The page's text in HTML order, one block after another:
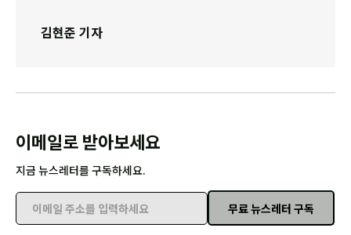
김현준 기자
이메일로 받아보세요
지금 뉴스레터를 구독하세요.
이메일 주소를 입력하세요
무료 뉴스레터 구독